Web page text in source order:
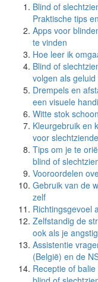
Blind of
Praktische tips
Apps voor
te vinden
Hoe leer ik
Blind of
volgen als
Drempels en
een visuele
Witte stok
Kleurgebruik en
voor
Tips om je te
blind of
Vooroordelen
Gebruik van de
zelf
Richtingsgevoel
Zelfstandig de
ook als je
Assistentie
(België) en de
Receptie of